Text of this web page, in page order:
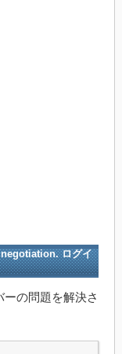
ログイ
の問題を解決さ